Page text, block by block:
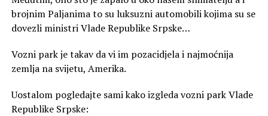
brojnim Paljanima to su luksuzni automobili kojima su se
dovezli ministri Vlade Republike Srpske…
Vozni park je takav da vi im pozacidjela i najmoćnija
zemlja na svijetu, Amerika.
Uostalom pogledajte sami kako izgleda vozni park Vlade
Republike Srpske: